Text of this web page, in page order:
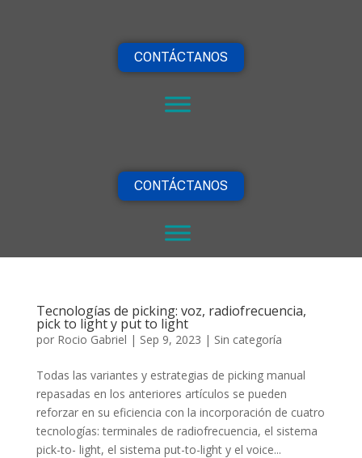
CONTÁCTANOS
CONTÁCTANOS
Tecnologías de picking: voz, radiofrecuencia,
pick to light y put to light
por Rocio Gabriel | Sep 9, 2023 | Sin categoría
Todas las variantes y estrategias de picking manual
repasadas en los anteriores artículos se pueden
reforzar en su eficiencia con la incorporación de cuatro
tecnologías: terminales de radiofrecuencia, el sistema
pick-to- light, el sistema put-to-light y el voice...